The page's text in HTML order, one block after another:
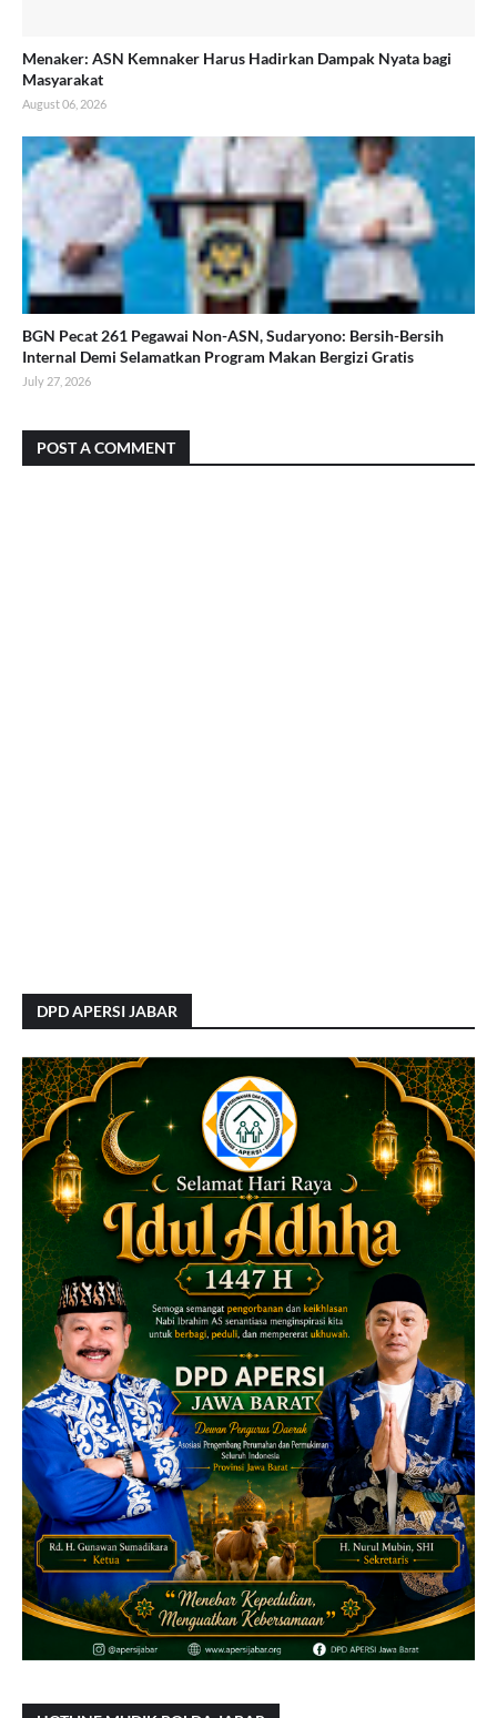
Menaker: ASN Kemnaker Harus Hadirkan Dampak Nyata bagi
Masyarakat
August 06, 2026
BGN Pecat 261 Pegawai Non-ASN, Sudaryono: Bersih-Bersih
Internal Demi Selamatkan Program Makan Bergizi Gratis
July 27, 2026
POST A COMMENT
DPD APERSI JABAR